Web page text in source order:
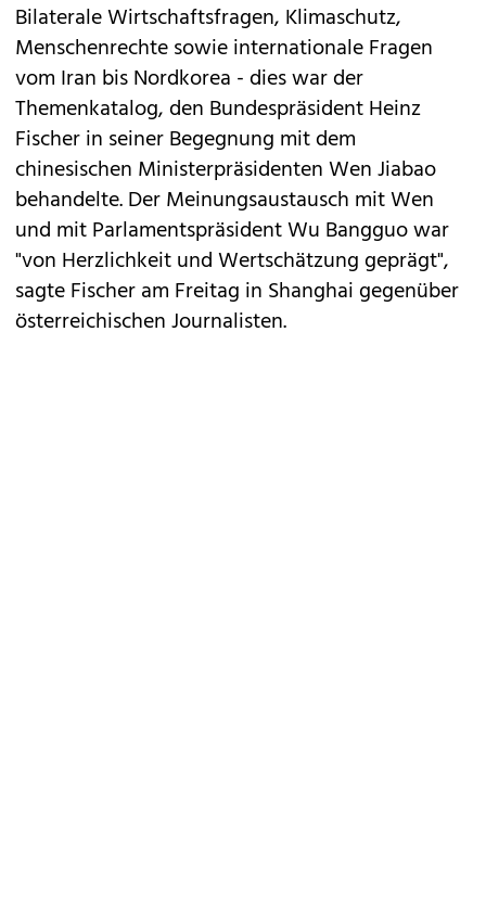
Bilaterale Wirtschaftsfragen, Klimaschutz,
Menschenrechte sowie internationale Fragen
vom Iran bis Nordkorea - dies war der
Themenkatalog, den Bundespräsident Heinz
Fischer in seiner Begegnung mit dem
chinesischen Ministerpräsidenten Wen Jiabao
behandelte. Der Meinungsaustausch mit Wen
und mit Parlamentspräsident Wu Bangguo war
"von Herzlichkeit und Wertschätzung geprägt",
sagte Fischer am Freitag in Shanghai gegenüber
österreichischen Journalisten.